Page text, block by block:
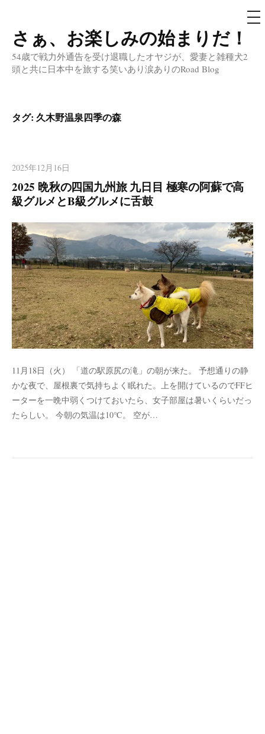
コ
ン
テ
へ
ッ
さぁ、お楽しみの始まりだ！
54歳で戦力外通告を受け退職したオヤジが、愛妻と雑種犬2
頭と共に日本中を旅する笑いあり涙ありのRoad Blog
メ
ニ
タグ: 久木野温泉四季の森
2025年12月16日
2025 晩秋の四国九州旅 九日目 極寒の阿蘇で高
級グルメとB級グルメに舌鼓
11月18日（火） 「道の駅原尻の滝」の朝が来た。 予想通りの静
かな夜で、屋根裏で気持ちよく眠れた。上を開けているのでFFヒ
ーターを一晩中弱くつけておいたら、女子部屋は暑いくらいだっ
たらしい。 今朝の気温は10℃。 空が…